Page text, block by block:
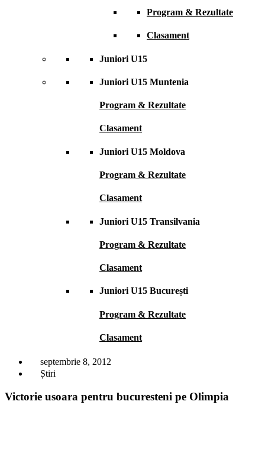
Program & Rezultate
Clasament
Juniori U15
Juniori U15 Muntenia
Program & Rezultate
Clasament
Juniori U15 Moldova
Program & Rezultate
Clasament
Juniori U15 Transilvania
Program & Rezultate
Clasament
Juniori U15 București
Program & Rezultate
Clasament
septembrie 8, 2012
Știri
Victorie usoara pentru bucuresteni pe Olimpia